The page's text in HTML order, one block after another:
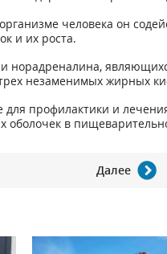
человека он
и их роста.
норадреналина,
незаменимых жирных
профилактики и
оболочек в
Далее